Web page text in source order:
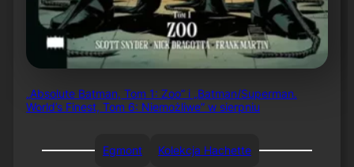
„Absolute Batman, Tom 1: Zoo” i „Batman/Superman.
World’s Finest, Tom 6: Niemożliwe” w sierpniu
Egmont Kolekcja Hachette